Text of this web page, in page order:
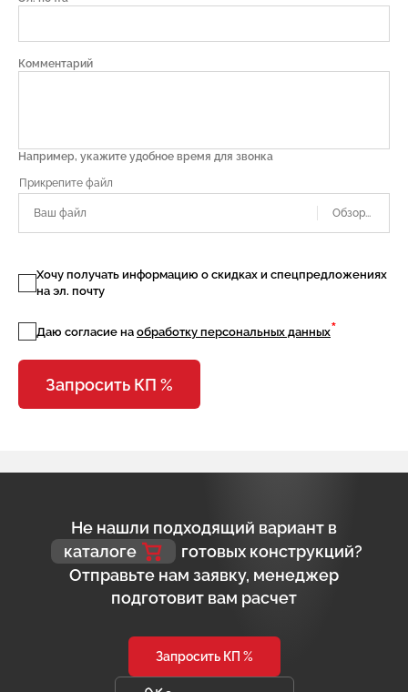
Комментарий
Например, укажите удобное время для звонка
Ваш файл
Хочу получать информацию о скидках и спецпредложениях
на эл. почту
Даю согласие на обработку персональных данных*
Запросить КП %
Не нашли подходящий вариант в
каталоге
готовых конструкций?
Отправьте нам заявку, менеджер
подготовит вам расчет
Запросить КП %